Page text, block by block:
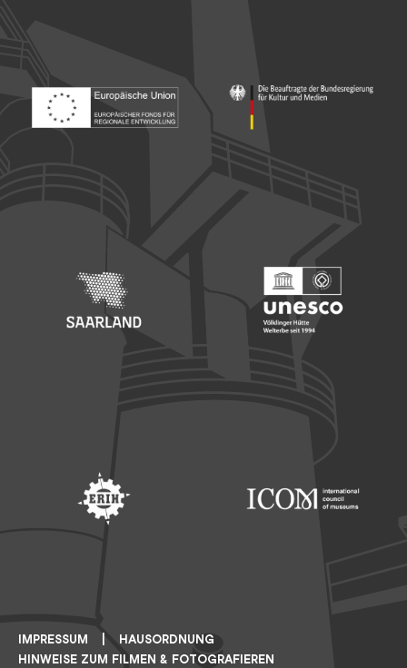
IMPRESSUM
HAUSORDNUNG
HINWEISE ZUM FILMEN & FOTOGRAFIEREN